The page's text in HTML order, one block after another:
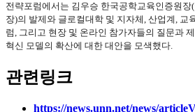
전략포럼에서는 김우승 한국공학교육인증원장
장)의 발제와 글로컬대학 및 지자체, 산업계, 교
럼, 그리고 현장 및 온라인 참가자들의 질문과
혁신 모델의 확산에 대한 대안을 모색했다.
관련링크
https://news.unn.net/news/